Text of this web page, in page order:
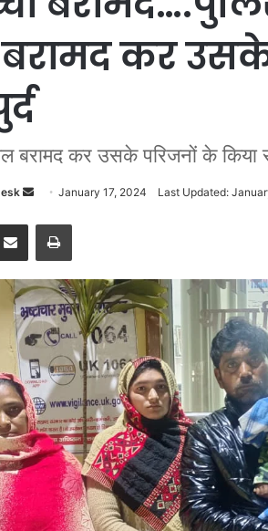
कर
कर उसके परिजनों के किया
d
a
n
e
m
a
i
l
January 17, 2024 Last Updated: